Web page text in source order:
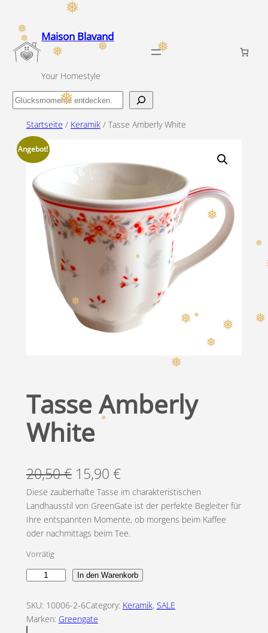
❅
❅
❅
❅
❅
❅
❅
Inhalt
springen
Maison Blavand
Your Homestyle
Finde
dein
Glücksmoment
Startseite / Keramik/ Tasse Amberly White
Angebot!
Tasse Amberly
White
20,50€ U
r
s
p
ü
n
g
15,90 €A
k
t
u
l
l
Diese zauberhafte Tasse im charakteristischen
Landhausstil von GreenGate ist der perfekte Begleiter für
Ihre entspannten Momente, ob morgens beim Kaffee
oder nachmittags beim Tee.
Vorrätig
s
s
In den Warenkorb
SKU: 10006-2-6Category: Keramik, SALE
Marken: Greengate